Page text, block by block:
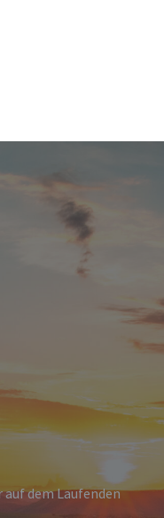
dem Laufenden